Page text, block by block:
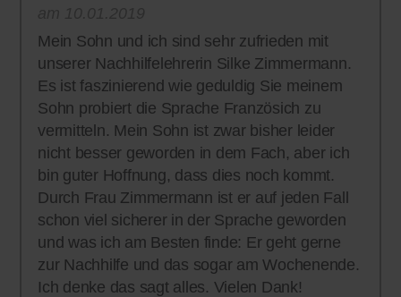
Mein Sohn und ich sind sehr zufrieden mit
unserer Nachhilfelehrerin Silke Zimmermann.
Es ist faszinierend wie geduldig Sie meinem
Sohn probiert die Sprache Französich zu
vermitteln. Mein Sohn ist zwar bisher leider
nicht besser geworden in dem Fach, aber ich
bin guter Hoffnung, dass dies noch kommt.
Durch Frau Zimmermann ist er auf jeden Fall
schon viel sicherer in der Sprache geworden
und was ich am Besten finde: Er geht gerne
zur Nachhilfe und das sogar am Wochenende.
Ich denke das sagt alles. Vielen Dank!